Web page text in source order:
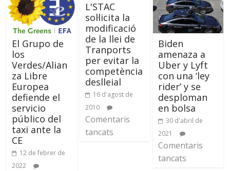
El Grupo de
los
Verdes/Alian
za Libre
Europea
defiende el
servicio
público del
taxi ante la
CE
12 de febrer de
2022
L'STAC
sol·licita la
modificació
de la llei de
Tranports
per evitar la
competència
deslleial
16 d'agost de
2010
Comentaris
tancats
Biden
amenaza a
Uber y Lyft
con una ‘ley
rider’ y se
desploman
en bolsa
30 d'abril de
2021
Comentaris
tancats